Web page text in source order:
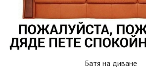
Батя на диване